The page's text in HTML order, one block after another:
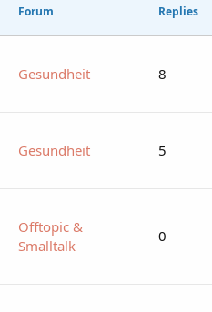
Forum Replies
Gesundheit 8
Gesundheit 5
Offtopic &
Smalltalk
0